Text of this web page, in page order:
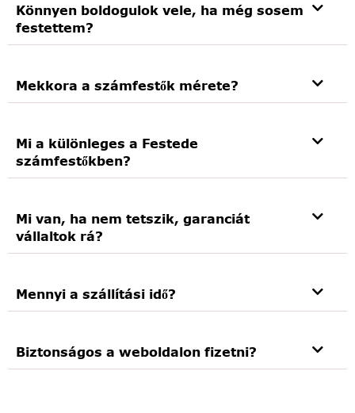
Könnyen boldogulok vele, ha még sosem
festettem?
Mekkora a számfestők mérete?
Mi a különleges a Festede
számfestőkben?
Mi van, ha nem tetszik, garanciát
vállaltok rá?
Mennyi a szállítási idő?
Biztonságos a weboldalon fizetni?